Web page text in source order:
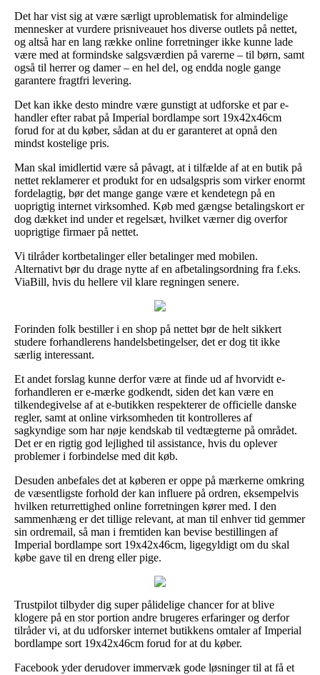
Det har vist sig at være særligt uproblematisk for almindelige
mennesker at vurdere prisniveauet hos diverse outlets på nettet,
og altså har en lang række online forretninger ikke kunne lade
være med at formindske salgsværdien på varerne – til børn, samt
også til herrer og damer – en hel del, og endda nogle gange
garantere fragtfri levering.
Det kan ikke desto mindre være gunstigt at udforske et par e-
handler efter rabat på Imperial bordlampe sort 19x42x46cm
forud for at du køber, sådan at du er garanteret at opnå den
mindst kostelige pris.
Man skal imidlertid være så påvagt, at i tilfælde af at en butik på
nettet reklamerer et produkt for en udsalgspris som virker enormt
fordelagtig, bør det mange gange være et kendetegn på en
uoprigtig internet virksomhed. Køb med gængse betalingskort er
dog dækket ind under et regelsæt, hvilket værner dig overfor
uoprigtige firmaer på nettet.
Vi tilråder kortbetalinger eller betalinger med mobilen.
Alternativt bør du drage nytte af en afbetalingsordning fra f.eks.
ViaBill, hvis du hellere vil klare regningen senere.
Forinden folk bestiller i en shop på nettet bør de helt sikkert
studere forhandlerens handelsbetingelser, det er dog tit ikke
særlig interessant.
Et andet forslag kunne derfor være at finde ud af hvorvidt e-
forhandleren er e-mærke godkendt, siden det kan være en
tilkendegivelse af at e-butikken respekterer de officielle danske
regler, samt at online virksomheden tit kontrolleres af
sagkyndige som har nøje kendskab til vedtægterne på området.
Det er en rigtig god lejlighed til assistance, hvis du oplever
problemer i forbindelse med dit køb.
Desuden anbefales det at køberen er oppe på mærkerne omkring
de væsentligste forhold der kan influere på ordren, eksempelvis
hvilken returrettighed online forretningen kører med. I den
sammenhæng er det tillige relevant, at man til enhver tid gemmer
sin ordremail, så man i fremtiden kan bevise bestillingen af
Imperial bordlampe sort 19x42x46cm, ligegyldigt om du skal
købe gave til en dreng eller pige.
Trustpilot tilbyder dig super pålidelige chancer for at blive
klogere på en stor portion andre brugeres erfaringer og derfor
tilråder vi, at du udforsker internet butikkens omtaler af Imperial
bordlampe sort 19x42x46cm forud for at du køber.
Facebook yder derudover immervæk gode løsninger til at få et